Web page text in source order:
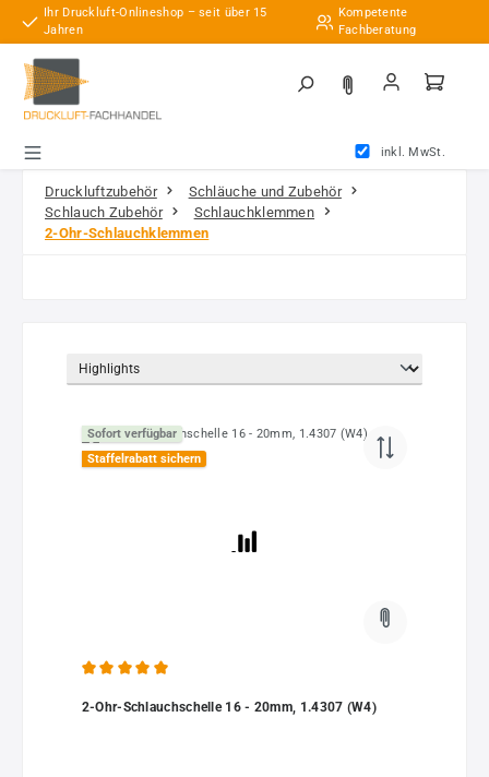
Zum Hauptinhalt springen
Ihr Druckluft-Onlineshop – seit über 15
Jahren
Kompetente
Fachberatung
inkl. MwSt.
Druckluftzubehör
Schläuche und Zubehör
Schlauch Zubehör
Schlauchklemmen
2-Ohr-Schlauchklemmen
Sofort verfügbar
Staffelrabatt sichern
2-Ohr-Schlauchschelle 16 - 20mm, 1.4307 (W4)